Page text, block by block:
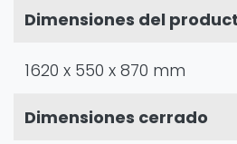
Dimensiones del
1620 x 550 x 870 mm
Dimensiones cerrado